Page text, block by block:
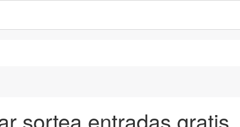
sortea entradas gratis